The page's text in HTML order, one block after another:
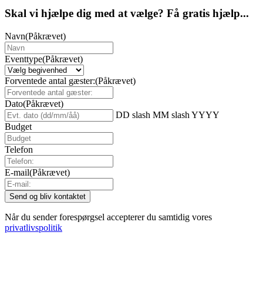
Skal vi hjælpe dig med at vælge? Få gratis hjælp...
Navn(Påkrævet)
Eventtype(Påkrævet)
Forventede antal gæster:(Påkrævet)
Dato(Påkrævet)
DD slash MM slash YYYY
Budget
Telefon
E-mail(Påkrævet)
Når du sender forespørgsel accepterer du samtidig vores
privatlivspolitik